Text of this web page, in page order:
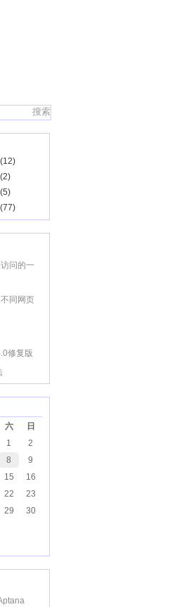
(12)
(2)
(5)
(77)
问的一
同网页
修复版
六
日
1
2
8
9
15
16
22
23
29
30